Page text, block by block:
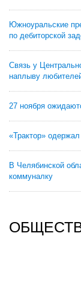
Южноуральские
по дебиторской
Связь у
наплыву
27 ноября
«Трактор»
В Челябинской
коммуналку